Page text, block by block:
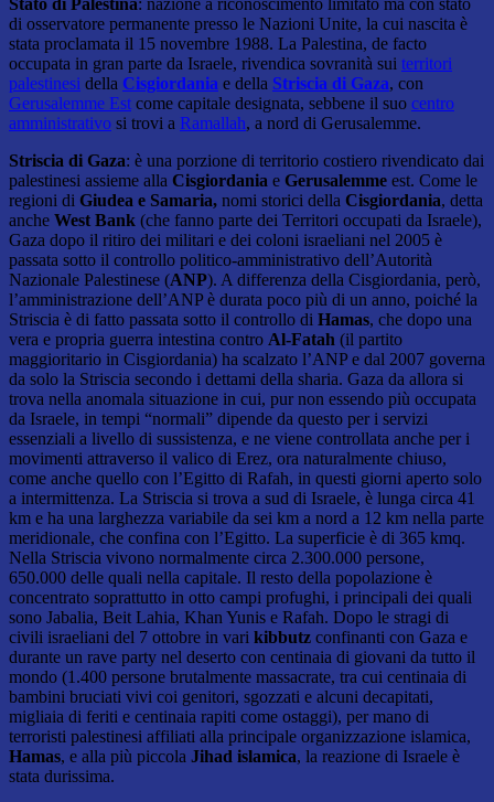
di osservatore permanente presso le Nazioni Unite, la cui nascita è
stata proclamata il 15 novembre 1988. La Palestina, de facto
occupata in gran parte da Israele, rivendica sovranità sui territori
palestinesi della Cisgiordania e della Striscia di Gaza, con
Gerusalemme Est come capitale designata, sebbene il suo centro
amministrativo si trovi a Ramallah, a nord di Gerusalemme.
Striscia di Gaza: è una porzione di territorio costiero rivendicato dai
palestinesi assieme alla Cisgiordania e Gerusalemme est. Come le
regioni di Giudea e Samaria, nomi storici della Cisgiordania, detta
anche West Bank (che fanno parte dei Territori occupati da Israele),
Gaza dopo il ritiro dei militari e dei coloni israeliani nel 2005 è
passata sotto il controllo politico-amministrativo dell’Autorità
Nazionale Palestinese (ANP). A differenza della Cisgiordania, però,
l’amministrazione dell’ANP è durata poco più di un anno, poiché la
Striscia è di fatto passata sotto il controllo di Hamas, che dopo una
vera e propria guerra intestina contro Al-Fatah (il partito
maggioritario in Cisgiordania) ha scalzato l’ANP e dal 2007 governa
da solo la Striscia secondo i dettami della sharia. Gaza da allora si
trova nella anomala situazione in cui, pur non essendo più occupata
da Israele, in tempi “normali” dipende da questo per i servizi
essenziali a livello di sussistenza, e ne viene controllata anche per i
movimenti attraverso il valico di Erez, ora naturalmente chiuso,
come anche quello con l’Egitto di Rafah, in questi giorni aperto solo
a intermittenza. La Striscia si trova a sud di Israele, è lunga circa 41
km e ha una larghezza variabile da sei km a nord a 12 km nella parte
meridionale, che confina con l’Egitto. La superficie è di 365 kmq.
Nella Striscia vivono normalmente circa 2.300.000 persone,
650.000 delle quali nella capitale. Il resto della popolazione è
concentrato soprattutto in otto campi profughi, i principali dei quali
sono Jabalia, Beit Lahia, Khan Yunis e Rafah. Dopo le stragi di
civili israeliani del 7 ottobre in vari kibbutz confinanti con Gaza e
durante un rave party nel deserto con centinaia di giovani da tutto il
mondo (1.400 persone brutalmente massacrate, tra cui centinaia di
bambini bruciati vivi coi genitori, sgozzati e alcuni decapitati,
migliaia di feriti e centinaia rapiti come ostaggi), per mano di
terroristi palestinesi affiliati alla principale organizzazione islamica,
Hamas, e alla più piccola Jihad islamica, la reazione di Israele è
stata durissima.